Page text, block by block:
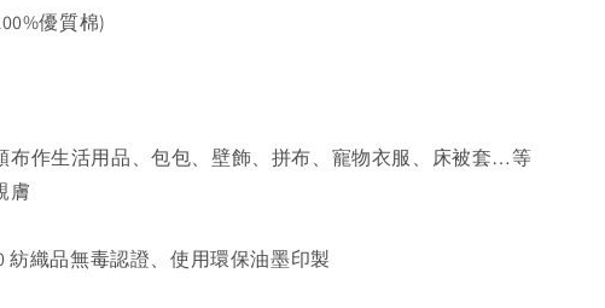
優質棉)
布作生活用品、包包、壁飾、拼布、寵物衣服、床被套…等
膚
紡織品無毒認證、使用環保油墨印製